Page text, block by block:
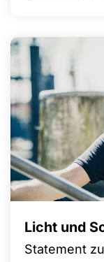
Licht und
Statement